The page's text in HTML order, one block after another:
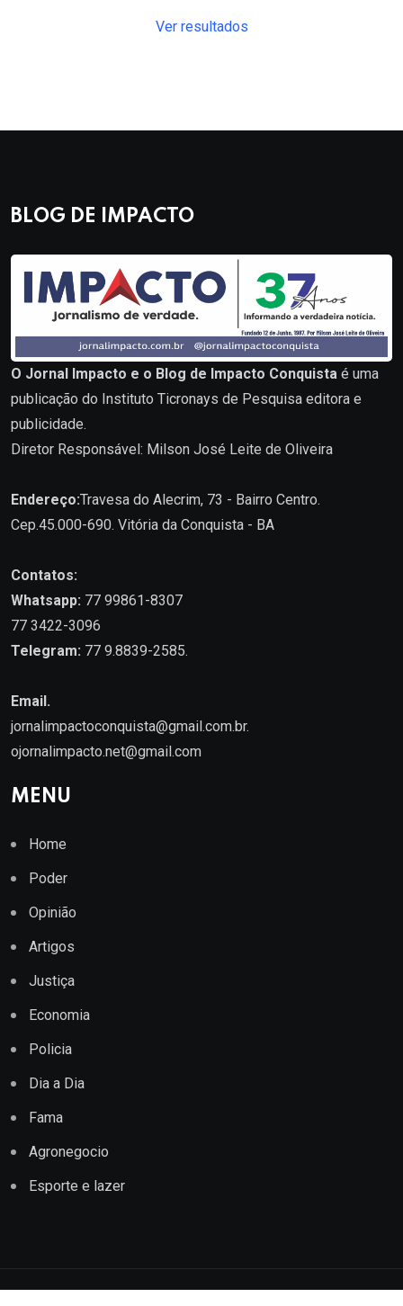
Ver resultados
BLOG DE IMPACTO
O Jornal Impacto e o Blog de Impacto Conquista é uma
publicação do Instituto Ticronays de Pesquisa editora e
publicidade.
Diretor Responsável: Milson José Leite de Oliveira
Endereço:Travesa do Alecrim, 73 - Bairro Centro.
Cep.45.000-690. Vitória da Conquista - BA
Contatos:
Whatsapp: 77 99861-8307
77 3422-3096
Telegram: 77 9.8839-2585.
Email.
jornalimpactoconquista@gmail.com.br.
ojornalimpacto.net@gmail.com
MENU
Home
Poder
Opinião
Artigos
Justiça
Economia
Policia
Dia a Dia
Fama
Agronegocio
Esporte e lazer